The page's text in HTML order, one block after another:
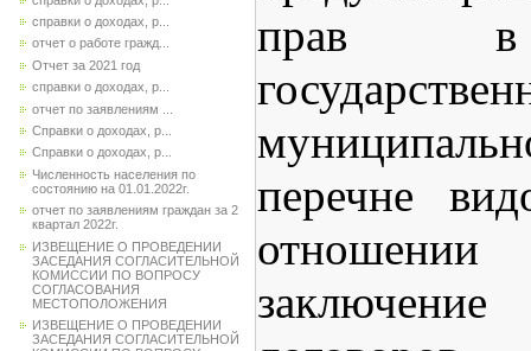
справки о доходах, р...
отчет о работе гражд...
Отчет за 2021 год
справки о доходах, р...
отчет по заявлениям ...
Справки о доходах, р...
Справки о доходах, р...
Численность населения по
состоянию на 01.01.2022г.
отчет по заявлениям граждан за 2
квартал 2022г.
ИЗВЕЩЕНИЕ О ПРОВЕДЕНИИ
ЗАСЕДАНИЯ СОГЛАСИТЕЛЬНОЙ
КОМИССИИ ПО ВОПРОСУ
СОГЛАСОВАНИЯ
МЕСТОПОЛОЖЕНИЯ
ИЗВЕЩЕНИЕ О ПРОВЕДЕНИИ
ЗАСЕДАНИЯ СОГЛАСИТЕЛЬНОЙ
прав в
перечне